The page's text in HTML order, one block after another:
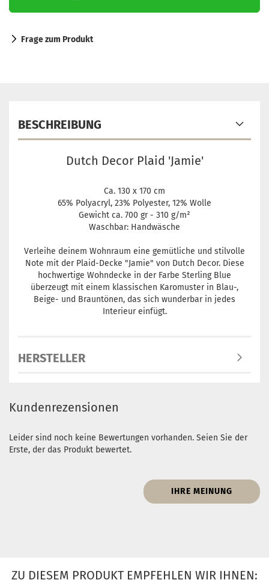
Frage zum Produkt
BESCHREIBUNG
Dutch Decor Plaid 'Jamie'
Ca. 130 x 170 cm
65% Polyacryl, 23% Polyester, 12% Wolle
Gewicht ca. 700 gr - 310 g/m²
Waschbar: Handwäsche
Verleihe deinem Wohnraum eine gemütliche und stilvolle
Note mit der Plaid-Decke "Jamie" von Dutch Decor. Diese
hochwertige Wohndecke in der Farbe Sterling Blue
überzeugt mit einem klassischen Karomuster in Blau-,
Beige- und Brauntönen, das sich wunderbar in jedes
Interieur einfügt.
HERSTELLER
Kundenrezensionen
Leider sind noch keine Bewertungen vorhanden. Seien Sie der
Erste, der das Produkt bewertet.
IHRE MEINUNG
ZU DIESEM PRODUKT EMPFEHLEN WIR IHNEN: